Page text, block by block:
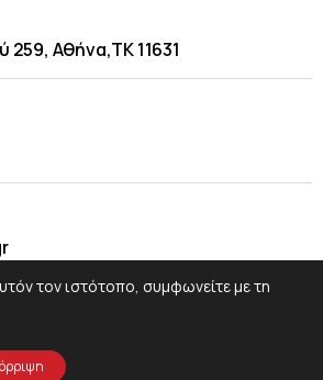
Αθήνα,ΤΚ 11631
τον ιστότοπο, συμφωνείτε με τη